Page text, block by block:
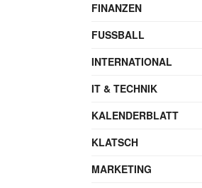
FINANZEN
FUSSBALL
INTERNATIONAL
IT & TECHNIK
KALENDERBLATT
KLATSCH
MARKETING